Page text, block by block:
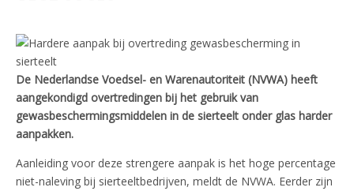
De Nederlandse Voedsel- en Warenautoriteit (NVWA) heeft
aangekondigd overtredingen bij het gebruik van
gewasbeschermingsmiddelen in de sierteelt onder glas harder
aanpakken.
Aanleiding voor deze strengere aanpak is het hoge percentage
niet-naleving bij sierteeltbedrijven, meldt de NVWA. Eerder zijn